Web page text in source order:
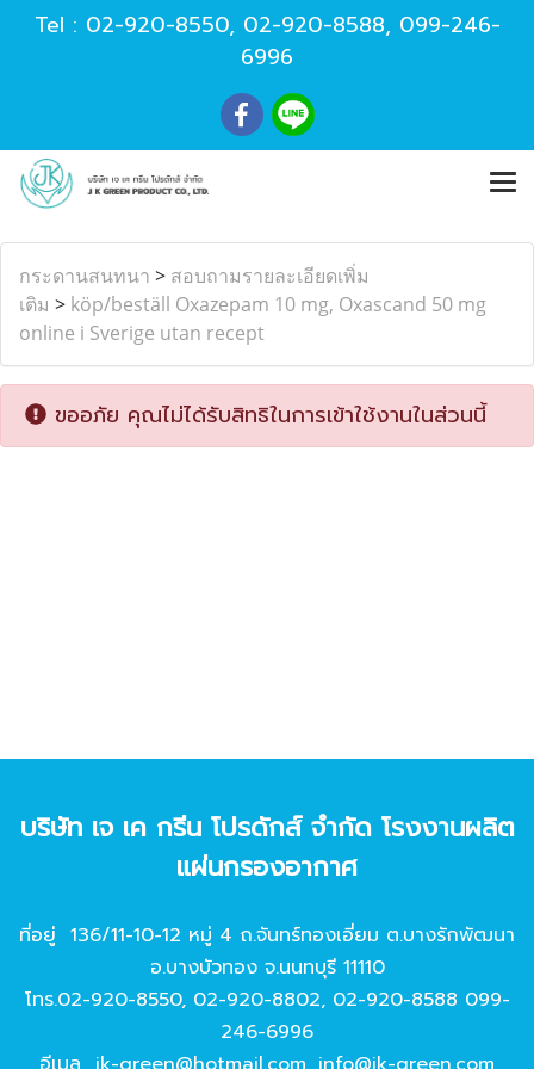
Tel : 02-920-8550, 02-920-8588, 099-246-
6996
กระดานสนทนา > สอบถามรายละเอียดเพิ่ม
เติม > köp/beställ Oxazepam 10 mg, Oxascand 50 mg
online i Sverige utan recept
ขออภัย คุณไม่ได้รับสิทธิในการเข้าใช้งานในส่วนนี้
บริษัท เจ เค กรีน โปรดักส์ จํากัด โรงงานผลิต
แผ่นกรองอากาศ
ที่อยู่ 136/11-10-12 หมู่ 4 ถ.จันทร์ทองเอี่ยม ต.บางรักพัฒนา
อ.บางบัวทอง จ.นนทบุรี 11110
โทร.02-920-8550, 02-920-8802, 02-920-8588 099-
246-6996